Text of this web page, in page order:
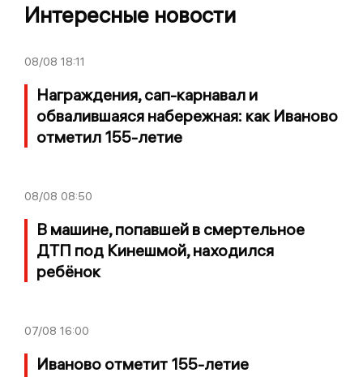
Интересные новости
08/08 18:11
Награждения, сап-карнавал и
обвалившаяся набережная: как Иваново
отметил 155-летие
08/08 08:50
В машине, попавшей в смертельное
ДТП под Кинешмой, находился
ребёнок
07/08 16:00
Иваново отметит 155-летие